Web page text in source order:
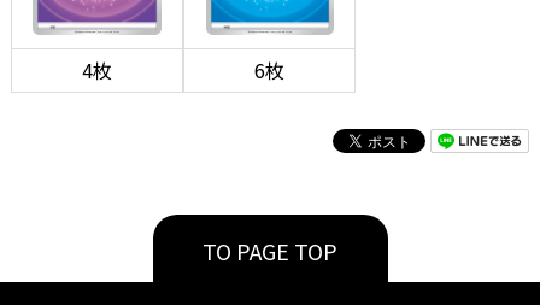
4枚 6枚
TO PAGE TOP